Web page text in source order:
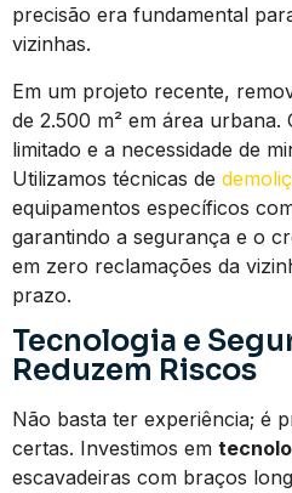
precisão era fundamental
vizinhas.
Em um projeto recente,
de 2.500 m² em área urbana.
limitado e a necessidade de
Utilizamos técnicas de
equipamentos específicos
garantindo a segurança e o
em zero reclamações da
prazo.
Tecnologia e
Reduzem Riscos
Não basta ter experiência; é
certas. Investimos em
escavadeiras com braços